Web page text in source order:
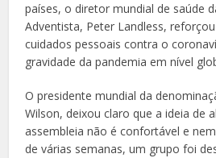
países, o diretor mundial de saúde
Adventista, Peter Landless,
cuidados pessoais contra o
gravidade da pandemia em nível
O presidente mundial da
Wilson, deixou claro que a ideia de
assembleia não é confortável e
de várias semanas, um grupo foi